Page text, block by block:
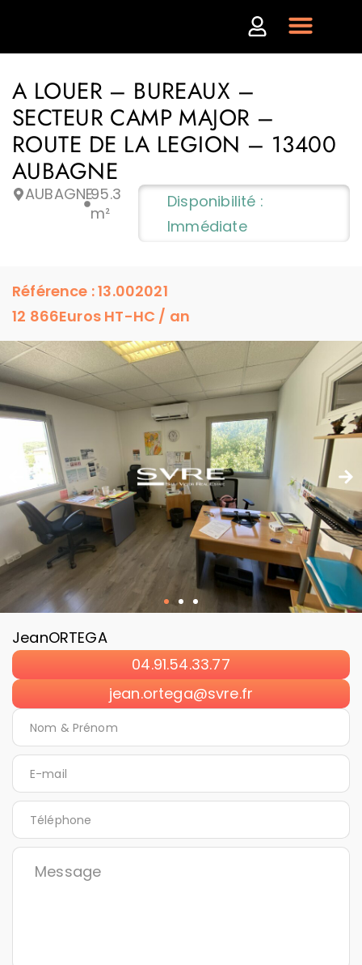
A LOUER – BUREAUX –
SECTEUR CAMP MAJOR –
ROUTE DE LA LEGION – 13400
AUBAGNE
AUBAGNE95.3
m²
Disponibilité :
Immédiate
12 866Euros HT-HC / an
Référence : 13.002021
JeanORTEGA
04.91.54.33.77
jean.ortega@svre.fr